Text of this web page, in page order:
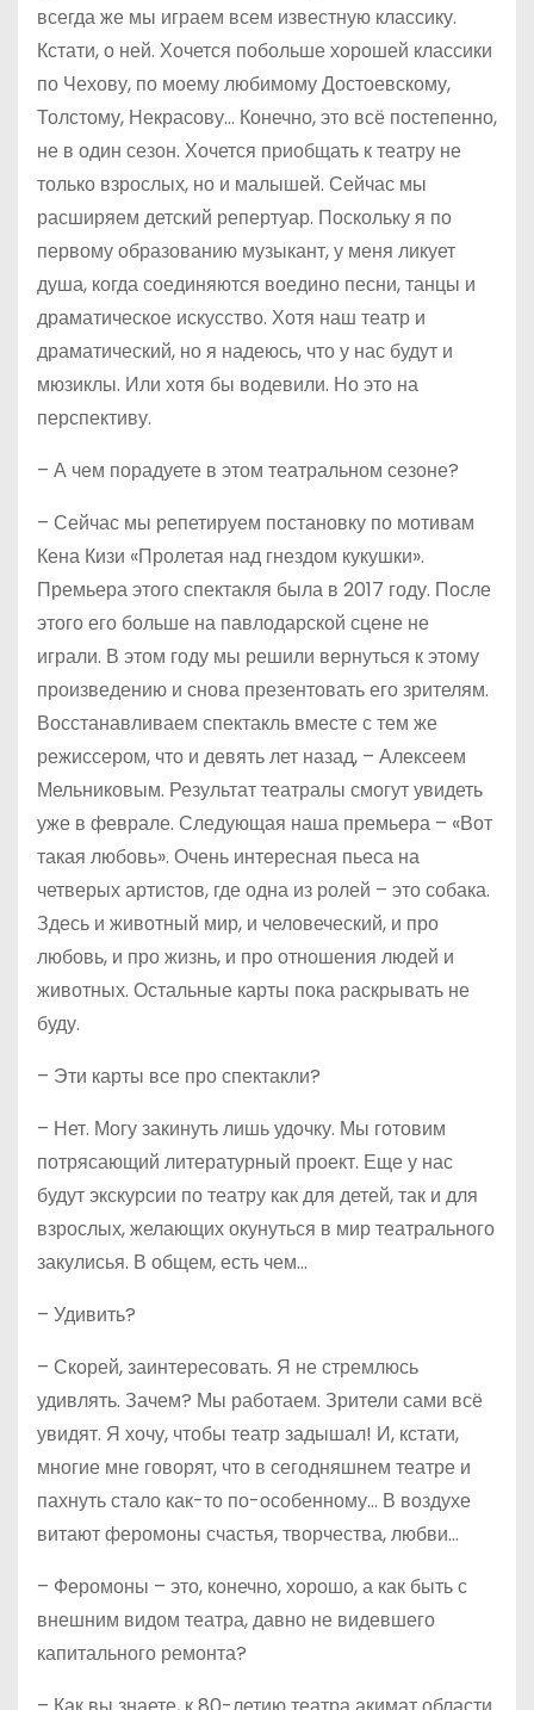
всегда же мы играем всем известную классику.
Кстати, о ней. Хочется побольше хорошей классики
по Чехову, по моему любимому Достоевскому,
Толстому, Некрасову… Конечно, это всё постепенно,
не в один сезон. Хочется приобщать к театру не
только взрослых, но и малышей. Сейчас мы
расширяем детский репертуар. Поскольку я по
первому образованию музыкант, у меня ликует
душа, когда соединяются воедино песни, танцы и
драматическое искусство. Хотя наш театр и
драматический, но я надеюсь, что у нас будут и
мюзиклы. Или хотя бы водевили. Но это на
перспективу.
– А чем порадуете в этом театральном сезоне?
– Сейчас мы репетируем постановку по мотивам
Кена Кизи «Пролетая над гнездом кукушки».
Премьера этого спектакля была в 2017 году. После
этого его больше на павлодарской сцене не
играли. В этом году мы решили вернуться к этому
произведению и снова презентовать его зрителям.
Восстанавливаем спектакль вместе с тем же
режиссером, что и девять лет назад, – Алексеем
Мельниковым. Результат театралы смогут увидеть
уже в феврале. Следующая наша премьера – «Вот
такая любовь». Очень интересная пьеса на
четверых артистов, где одна из ролей – это собака.
Здесь и животный мир, и человеческий, и про
любовь, и про жизнь, и про отношения людей и
животных. Остальные карты пока раскрывать не
буду.
– Эти карты все про спектакли?
– Нет. Могу закинуть лишь удочку. Мы готовим
потрясающий литературный проект. Еще у нас
будут экскурсии по театру как для детей, так и для
взрослых, желающих окунуться в мир театрального
закулисья. В общем, есть чем…
– Удивить?
– Скорей, заинтересовать. Я не стремлюсь
удивлять. Зачем? Мы работаем. Зрители сами всё
увидят. Я хочу, чтобы театр задышал! И, кстати,
многие мне говорят, что в сегодняшнем театре и
пахнуть стало как-то по-особенному… В воздухе
витают феромоны счастья, творчества, любви…
– Феромоны – это, конечно, хорошо, а как быть с
внешним видом театра, давно не видевшего
капитального ремонта?